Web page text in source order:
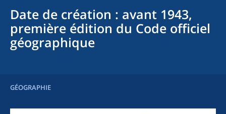
Date de création : avant 1943,
première édition du Code officiel
géographique
GÉOGRAPHIE